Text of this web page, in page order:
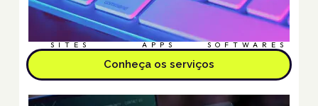
SITES APPS SOFTWARES
Conheça os serviços